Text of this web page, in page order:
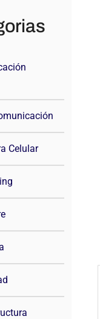
Celular